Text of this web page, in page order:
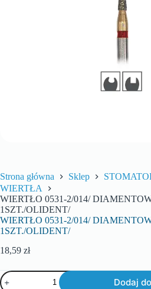
Strona główna Sklep
WIERTŁA
WIERTŁO 0531-2/014/
1SZT./OLIDENT/
WIERTŁO 0531-2/014/
1SZT./OLIDENT/
18,59 zł
Dodaj